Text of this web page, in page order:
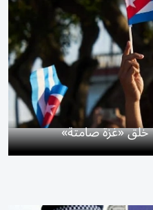
خلق «غزة صامتة»